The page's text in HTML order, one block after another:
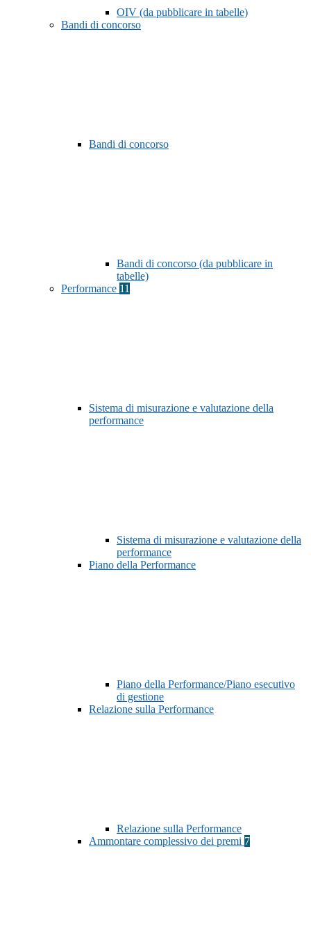
OIV (da pubblicare in tabelle)
Bandi di concorso
Bandi di concorso
Bandi di concorso (da pubblicare in
tabelle)
Performance 11
Sistema di misurazione e valutazione della
performance
Sistema di misurazione e valutazione della
performance
Piano della Performance
Piano della Performance/Piano esecutivo
di gestione
Relazione sulla Performance
Relazione sulla Performance
Ammontare complessivo dei premi 7